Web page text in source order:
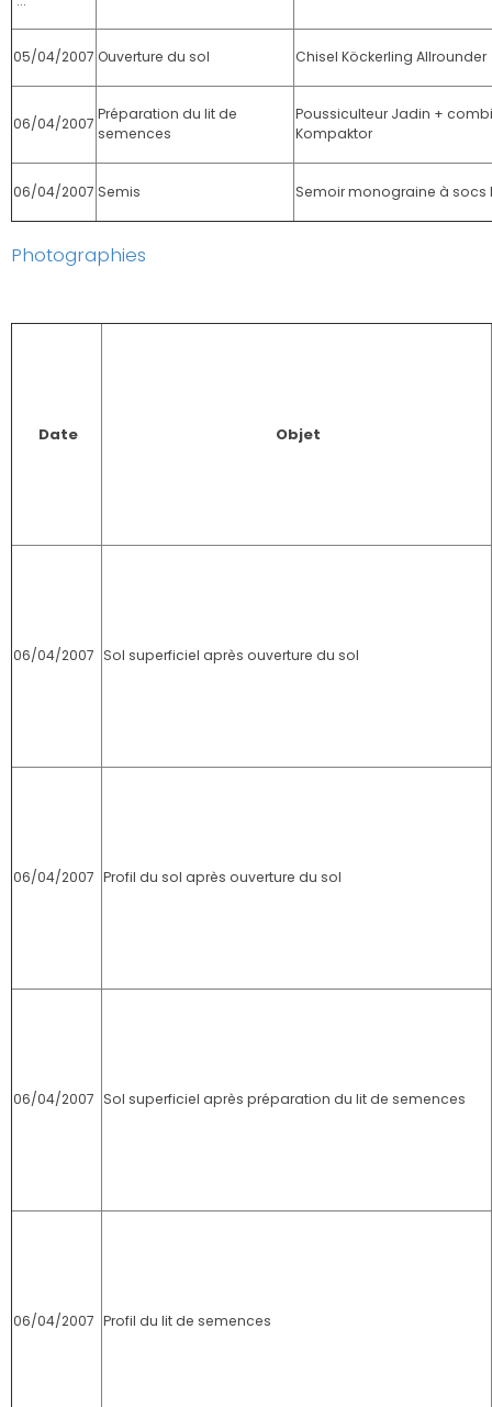
05/04/2007 Ouverture du sol Chisel Köckerling Allrounder
06/04/2007
Préparation du lit de
semences
Poussiculteur Jadin +
Kompaktor
06/04/2007 Semis Semoir monograine à socs
Photographies
Date Objet
06/04/2007 Sol superficiel après ouverture du sol
06/04/2007 Profil du sol après ouverture du sol
06/04/2007 Sol superficiel après préparation du lit de semences
06/04/2007 Profil du lit de semences